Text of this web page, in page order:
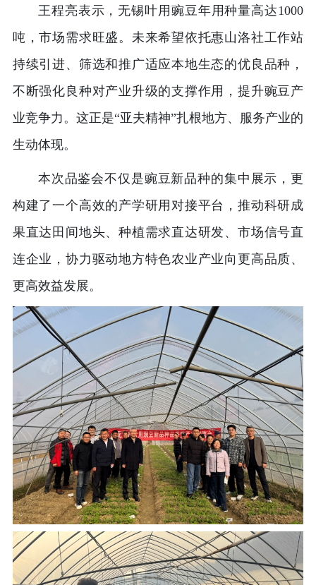
王程亮表示，无锡叶用豌豆年用种量高达1000
吨，市场需求旺盛。未来希望依托惠山洛社工作站
持续引进、筛选和推广适应本地生态的优良品种，
不断强化良种对产业升级的支撑作用，提升豌豆产
业竞争力。这正是“亚夫精神”扎根地方、服务产业的
生动体现。
本次品鉴会不仅是豌豆新品种的集中展示，更
构建了一个高效的产学研用对接平台，推动科研成
果直达田间地头、种植需求直达研发、市场信号直
连企业，协力驱动地方特色农业产业向更高品质、
更高效益发展。